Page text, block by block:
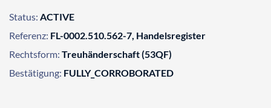
Status: ACTIVE
Referenz: FL-0002.510.562-7, Handelsregister
Rechtsform: Treuhänderschaft (53QF)
Bestätigung: FULLY_CORROBORATED